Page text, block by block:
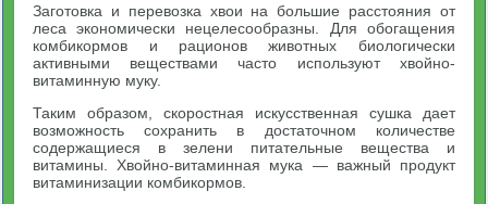
Заготовка и перевозка хвои на большие расстояния от
леса экономически нецелесообразны. Для обогащения
комбикормов и рационов животных биологически
активными веществами часто используют хвойно-
витаминную муку.
Таким образом, скоростная искусственная сушка дает
возможность сохранить в достаточном количестве
содержащиеся в зелени питательные вещества и
витамины. Хвойно-витаминная мука — важный продукт
витаминизации комбикормов.